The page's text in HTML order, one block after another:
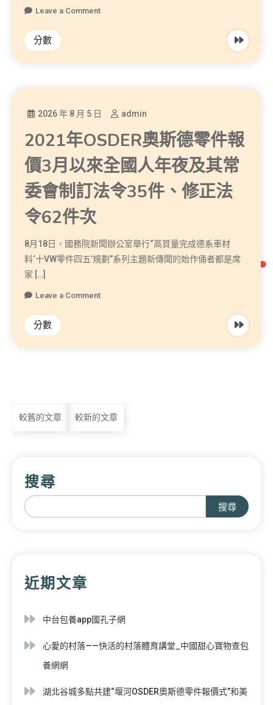
Leave a Comment
分數
2026 年 8 月 5 日 admin
2021年OSDER奧斯德零件報
價3月以來全國人年夜及其常
委會制訂法令35件、修正法
令62件次
8月18日，國務院新聞辦公室舉行“高質量完成德系車材
料‘十VW零件四五’規劃”系列主題新傳聞的始作俑者都是席
家 […]
Leave a Comment
分數
較舊的文章 較新的文章
搜尋
搜尋
近期文章
中台包養app國孔子網
心愛的村落——快活的村落體育講堂_中國甜心寶物查包
養網網
湖北谷城多點共建“堰河OSDER奧斯德零件報價式”和美